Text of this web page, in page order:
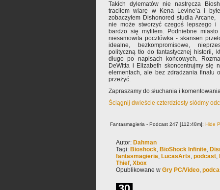
Takich dylematów nie nastręcza
traciłem wiarę w Kena Levine’a i
zobaczyłem Dishonored studia
nie może stworzyć czegoś lepszego i
bardzo się myliłem. Podniebne
niesamowita pocztówka - skansen
idealne, bezkompromisowe,
polityczną tło do fantastycznej historii,
długo po napisach końcowych.
DeWitta i Elizabeth skoncentrujmy się
elementach, ale bez zdradzania finału
przeżyć.
Zapraszamy do słuchania i
Ściągnij dwieście czterdziesty siódmy
Fantasmagieria - Podcast 247 [112:48m]: Hide
Autor: Dahman
Tagi: Bioshock, BioShock Infinite,
fantasmagieria, LucasArts, podcast,
Thief, Xbox
Opublikowane w Gry PC/Video,